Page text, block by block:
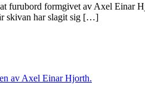
furubord formgivet av Axel Einar
skivan har slagit sig […]